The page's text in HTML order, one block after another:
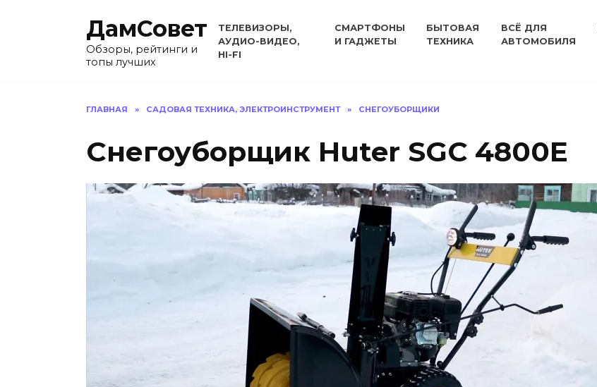
ДамСовет
Обзоры, рейтинги и
топы лучших
ТЕЛЕВИЗОРЫ,
АУДИО-ВИДЕО,
HI-FI
СМАРТФОНЫ
И ГАДЖЕТЫ
БЫТОВАЯ
ТЕХНИКА
ВСЁ ДЛЯ
АВТОМОБИЛЯ
ГЛАВНАЯ » САДОВАЯ ТЕХНИКА, ЭЛЕКТРОИНСТРУМЕНТ » СНЕГОУБОРЩИКИ
Снегоуборщик Huter SGC 4800E